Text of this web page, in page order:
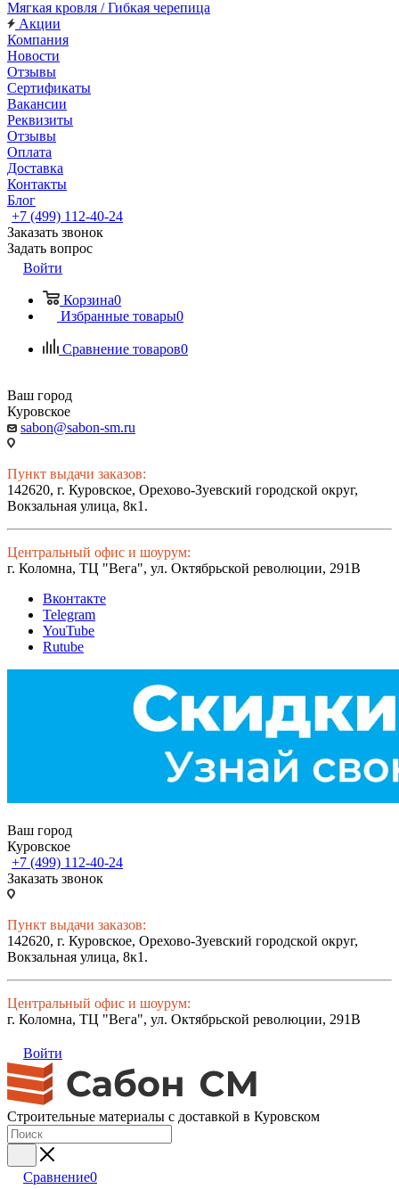
Мягкая кровля / Гибкая черепица
Акции
Компания
Новости
Отзывы
Сертификаты
Вакансии
Реквизиты
Отзывы
Оплата
Доставка
Контакты
Блог
+7 (499) 112-40-24
Заказать звонок
Задать вопрос
Войти
Корзина0
Избранные товары0
Сравнение товаров0
Ваш город
Куровское
sabon@sabon-sm.ru
Пункт выдачи заказов:
142620, г. Куровское, Орехово-Зуевский городской округ,
Вокзальная улица, 8к1.
Центральный офис и шоурум:
г. Коломна, ТЦ "Вега", ул. Октябрьской революции, 291В
Вконтакте
Telegram
YouTube
Rutube
Ваш город
Куровское
+7 (499) 112-40-24
Заказать звонок
Пункт выдачи заказов:
142620, г. Куровское, Орехово-Зуевский городской округ,
Вокзальная улица, 8к1.
Центральный офис и шоурум:
г. Коломна, ТЦ "Вега", ул. Октябрьской революции, 291В
Войти
Строительные материалы с доставкой в Куровском
Сравнение0